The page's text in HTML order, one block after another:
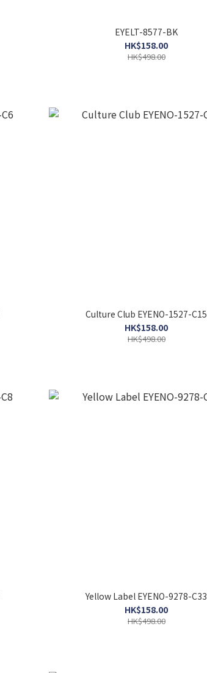
EYELT-8577-BK
HK$158.00
HK$498.00
Culture Club EYENO-1527-C15
HK$158.00
HK$498.00
Yellow Label EYENO-9278-C33
HK$158.00
HK$498.00